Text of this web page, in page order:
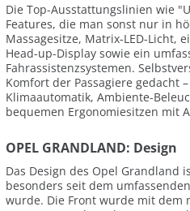
Die Top-Ausstattungslinien wie
Features, die man sonst nur in
Massagesitze, Matrix-LED-Licht,
Head-up-Display sowie ein
Fahrassistenzsystemen.
Komfort der Passagiere gedacht
Klimaautomatik, Ambiente-
bequemen Ergonomiesitzen mit
OPEL GRANDLAND: Design
Das Design des Opel Grandland
besonders seit dem
wurde. Die Front wurde mit dem